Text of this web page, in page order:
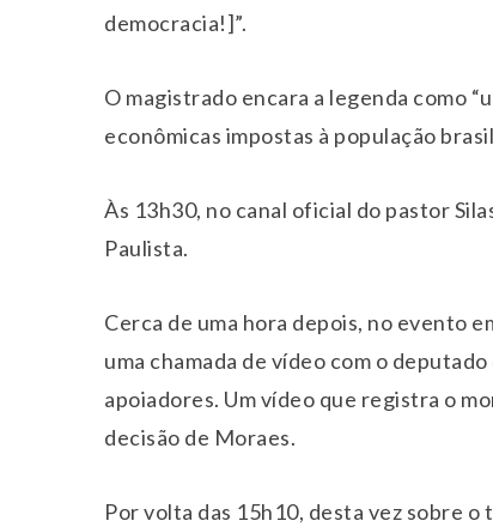
democracia!]”.
O magistrado encara a legenda como
econômicas impostas à população
Às 13h30, no canal oficial do pastor
Paulista.
Cerca de uma hora depois, no evento
uma chamada de vídeo com o
apoiadores. Um vídeo que registra o
decisão de Moraes.
Por volta das 15h10, desta vez sobre